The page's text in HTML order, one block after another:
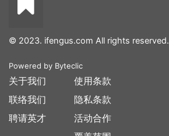
© 2023. ifengus.com All rights reserved.
Powered by Byteclic
关于我们
联络我们
聘请英才
使用条款
隐私条款
活动合作